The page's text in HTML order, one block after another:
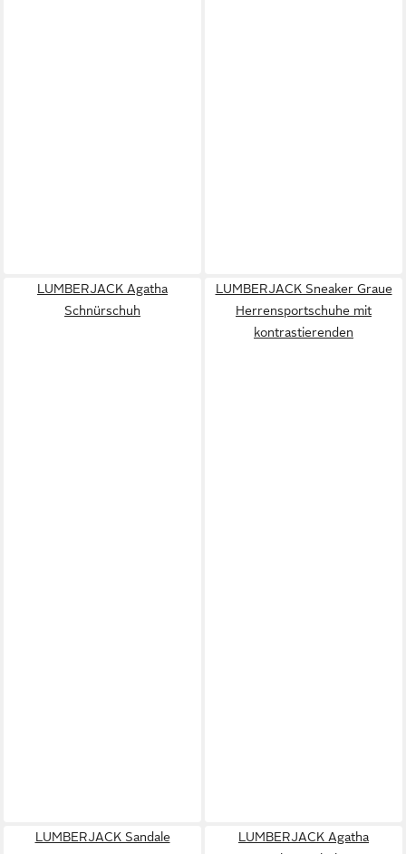
LUMBERJACK Agatha
Schnürschuh
LUMBERJACK Sneaker Graue
Herrensportschuhe mit
kontrastierenden
LUMBERJACK Sandale
LUMBERJACK Agatha